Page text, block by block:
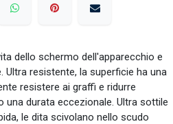
dello schermo dell'apparecchio e
resistente, la superficie ha una
resistere ai graffi e ridurre
durata eccezionale. Ultra sottile
le dita scivolano nello scudo